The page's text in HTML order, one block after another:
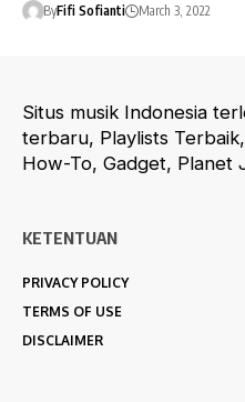
ByFifi Sofianti March 3, 2022
Situs musik Indonesia
terbaru, Playlists
How-To, Gadget, Planet
KETENTUAN
PRIVACY POLICY
TERMS OF USE
DISCLAIMER